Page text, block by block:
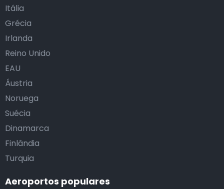
Itália
Grécia
Irlanda
Reino Unido
EAU
Áustria
Noruega
Suécia
Dinamarca
Finlândia
Turquia
Aeroportos populares